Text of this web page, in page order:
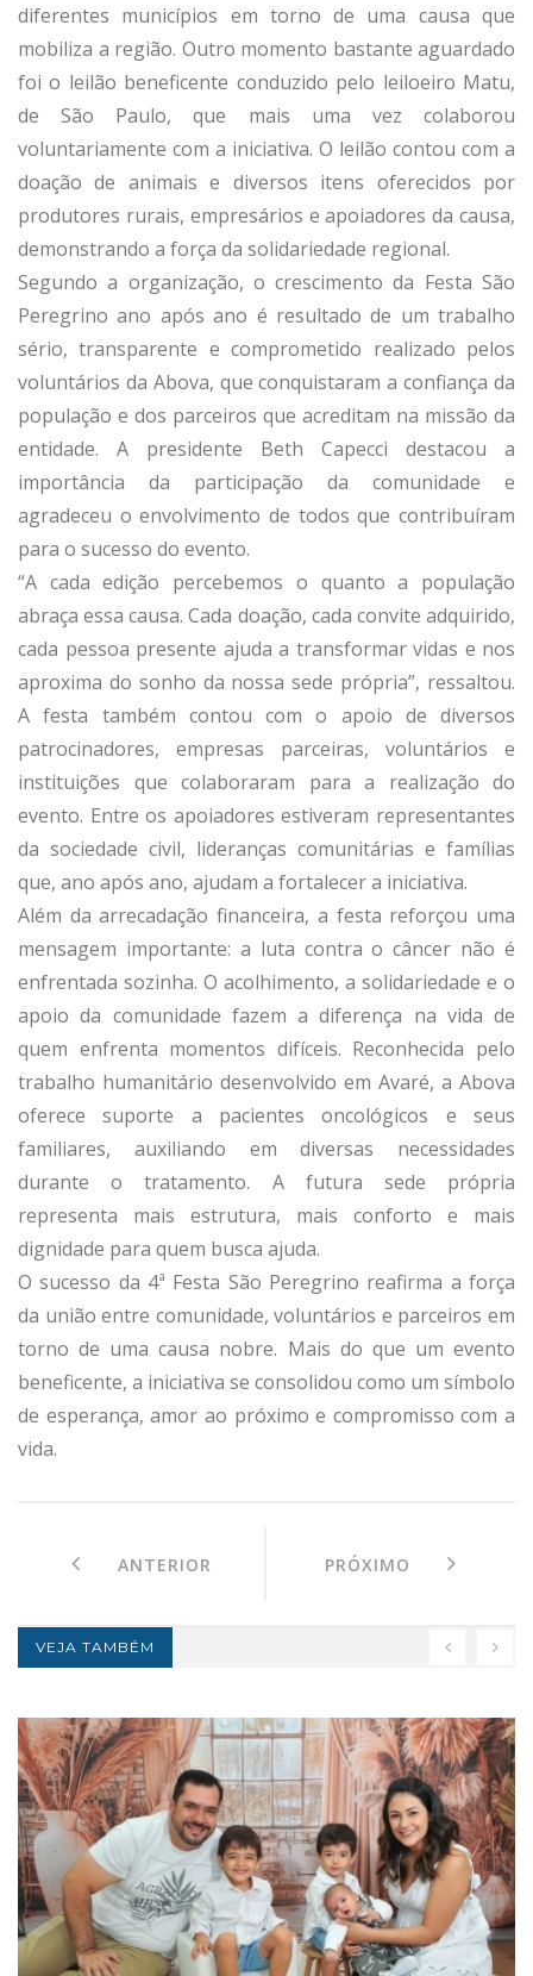
diferentes municípios em torno de uma causa que
mobiliza a região. Outro momento bastante aguardado
foi o leilão beneficente conduzido pelo leiloeiro Matu,
de São Paulo, que mais uma vez colaborou
voluntariamente com a iniciativa. O leilão contou com a
doação de animais e diversos itens oferecidos por
produtores rurais, empresários e apoiadores da causa,
demonstrando a força da solidariedade regional.
Segundo a organização, o crescimento da Festa São
Peregrino ano após ano é resultado de um trabalho
sério, transparente e comprometido realizado pelos
voluntários da Abova, que conquistaram a confiança da
população e dos parceiros que acreditam na missão da
entidade. A presidente Beth Capecci destacou a
importância da participação da comunidade e
agradeceu o envolvimento de todos que contribuíram
para o sucesso do evento.
“A cada edição percebemos o quanto a população
abraça essa causa. Cada doação, cada convite adquirido,
cada pessoa presente ajuda a transformar vidas e nos
aproxima do sonho da nossa sede própria”, ressaltou.
A festa também contou com o apoio de diversos
patrocinadores, empresas parceiras, voluntários e
instituições que colaboraram para a realização do
evento. Entre os apoiadores estiveram representantes
da sociedade civil, lideranças comunitárias e famílias
que, ano após ano, ajudam a fortalecer a iniciativa.
Além da arrecadação financeira, a festa reforçou uma
mensagem importante: a luta contra o câncer não é
enfrentada sozinha. O acolhimento, a solidariedade e o
apoio da comunidade fazem a diferença na vida de
quem enfrenta momentos difíceis. Reconhecida pelo
trabalho humanitário desenvolvido em Avaré, a Abova
oferece suporte a pacientes oncológicos e seus
familiares, auxiliando em diversas necessidades
durante o tratamento. A futura sede própria
representa mais estrutura, mais conforto e mais
dignidade para quem busca ajuda.
O sucesso da 4ª Festa São Peregrino reafirma a força
da união entre comunidade, voluntários e parceiros em
torno de uma causa nobre. Mais do que um evento
beneficente, a iniciativa se consolidou como um símbolo
de esperança, amor ao próximo e compromisso com a
vida.
ANTERIOR PRÓXIMO
VEJA TAMBÉM